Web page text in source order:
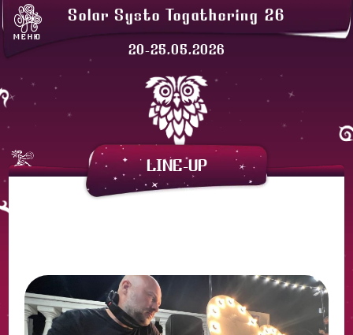
МЕНЮ
Solar Systo Togathering 26
20-25.05.2026
СОЛАРХЕЙМ
ЛАВКИ
LINE-UP